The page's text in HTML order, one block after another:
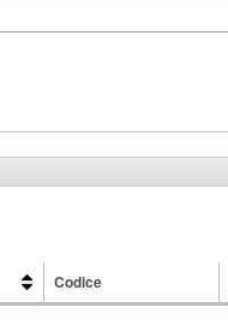
Codice